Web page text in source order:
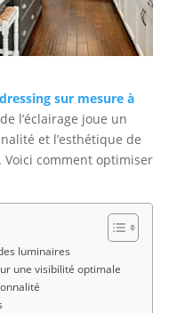
dressing sur mesure à
l’éclairage joue un
et l’esthétique de
comment optimiser
luminaires
une visibilité optimale